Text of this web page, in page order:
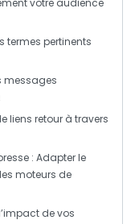
votre audience
termes pertinents
messages
liens retour à travers
: Adapter le
moteurs de
de vos